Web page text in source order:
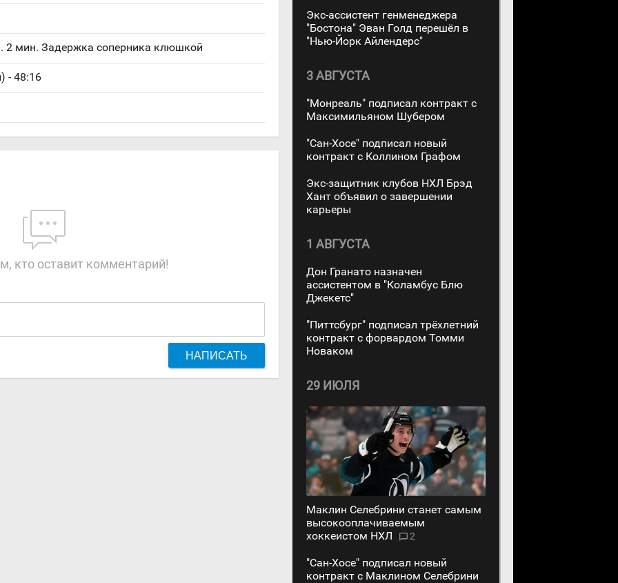
2 мин. Задержка соперника клюшкой
- 48:16
кто оставит комментарий!
НАПИСАТЬ
Экс-ассистент генменеджера
"Бостона" Эван Голд перешёл в
"Нью-Йорк Айлендерс"
3 АВГУСТА
"Монреаль" подписал контракт с
Максимильяном Шубером
"Сан-Хосе" подписал новый
контракт с Коллином Графом
Экс-защитник клубов НХЛ Брэд
Хант объявил о завершении
карьеры
1 АВГУСТА
Дон Гранато назначен
ассистентом в "Коламбус Блю
Джекетс"
"Питтсбург" подписал трёхлетний
контракт с форвардом Томми
Новаком
29 ИЮЛЯ
Маклин Селебрини станет самым
высокооплачиваемым
хоккеистом НХЛ
2
"Сан-Хосе" подписал новый
контракт с Маклином Селебрини